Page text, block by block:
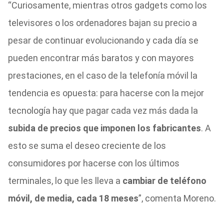
“Curiosamente, mientras otros gadgets como los
televisores o los ordenadores bajan su precio a
pesar de continuar evolucionando y cada día se
pueden encontrar más baratos y con mayores
prestaciones, en el caso de la telefonía móvil la
tendencia es opuesta: para hacerse con la mejor
tecnología hay que pagar cada vez más dada la
subida de precios que imponen los fabricantes. A
esto se suma el deseo creciente de los
consumidores por hacerse con los últimos
terminales, lo que les lleva a cambiar de teléfono
móvil, de media, cada 18 meses”, comenta Moreno.